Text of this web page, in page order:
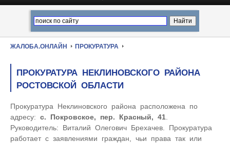
ЖАЛОБА.ОНЛАЙН ПРОКУРАТУРА
ПРОКУРАТУРА НЕКЛИНОВСКОГО РАЙОНА
РОСТОВСКОЙ ОБЛАСТИ
Прокуратура Неклиновского района расположена по
адресу: с. Покровское, пер. Красный, 41
Руководитель: Виталий Олегович Брехачев. Прокуратура
работает с заявлениями граждан, чьи права так или